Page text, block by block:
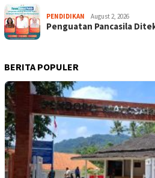
PENDIDIKAN August 2, 2026
Penguatan Pancasila
BERITA POPULER